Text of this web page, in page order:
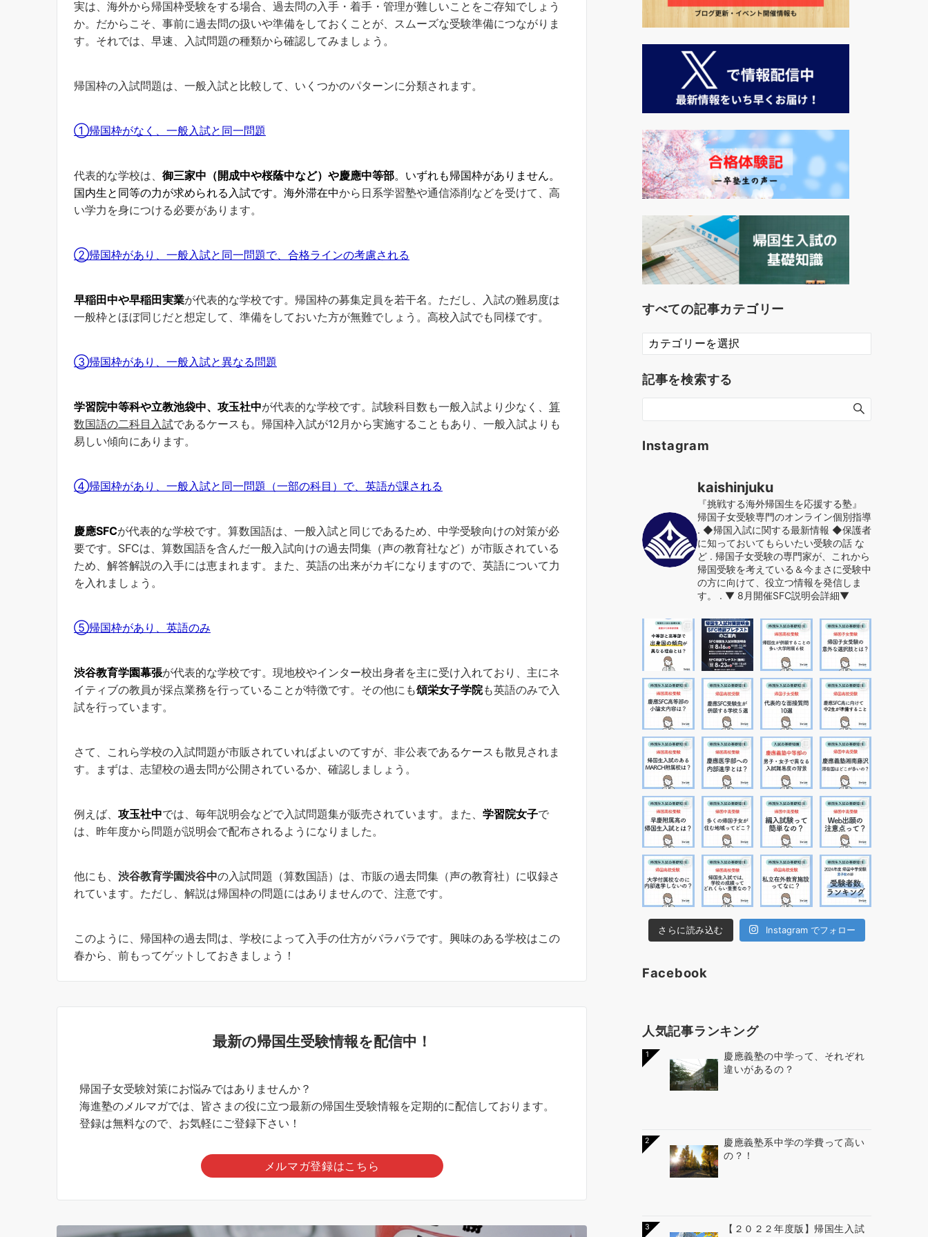
実は、海外から帰国枠受験をする場合、過去問の入手・着手・管理が難しいことをご存知でしょう
か。だからこそ、事前に過去問の扱いや準備をしておくことが、スムーズな受験準備につながりま
す。それでは、早速、入試問題の種類から確認してみましょう。
帰国枠の入試問題は、一般入試と比較して、いくつかのパターンに分類されます。
①帰国枠がなく、一般入試と同一問題
代表的な学校は、 御三家中（開成中や桜蔭中など）や慶應中等部。いずれも帰国枠がありません。
国内生と同等の力が求められる入試です。海外滞在中から日系学習塾や通信添削などを受けて、高
い学力を身につける必要があります。
②帰国枠があり、一般入試と同一問題で、合格ラインの考慮される
早稲田中や早稲田実業が代表的な学校です。帰国枠の募集定員を若干名。ただし、入試の難易度は
一般枠とほぼ同じだと想定して、準備をしておいた方が無難でしょう。高校入試でも同様です。
③帰国枠があり、一般入試と異なる問題
学習院中等科や立教池袋中、攻玉社中が代表的な学校です。試験科目数も一般入試より少なく、 算
数国語の二科目入試であるケースも。帰国枠入試が12月から実施することもあり、一般入試よりも
易しい傾向にあります。
④帰国枠があり、一般入試と同一問題（一部の科目）で、英語が課される
慶應SFCが代表的な学校です。算数国語は、一般入試と同じであるため、中学受験向けの対策が必
要です。SFCは、算数国語を含んだ一般入試向けの過去問集（声の教育社など）が市販されている
ため、解答解説の入手には恵まれます。また、英語の出来がカギになりますので、英語について力
を入れましょう。
⑤帰国枠があり、英語のみ
渋谷教育学園幕張が代表的な学校です。現地校やインター校出身者を主に受け入れており、主にネ
イティブの教員が採点業務を行っていることが特徴です。その他にも頌栄女子学院も英語のみで入
試を行っています。
さて、これら学校の入試問題が市販されていればよいのてすが、非公表であるケースも散見されま
す。まずは、志望校の過去問が公開されているか、確認しましょう。
例えば、 攻玉社中では、毎年説明会などで入試問題集が販売されています。また、 学習院女子で
は、昨年度から問題が説明会で配布されるようになりました。
他にも、 渋谷教育学園渋谷中の入試問題（算数国語）は、市販の過去問集（声の教育社）に収録さ
れています。ただし、解説は帰国枠の問題にはありませんので、注意です。
このように、帰国枠の過去問は、学校によって入手の仕方がバラバラです。興味のある学校はこの
春から、前もってゲットしておきましょう！
最新の帰国生受験情報を配信中！
帰国子女受験対策にお悩みではありませんか？
海進塾のメルマガでは、皆さまの役に立つ最新の帰国生受験情報を定期的に配信しております。
登録は無料なので、お気軽にご登録下さい！
メルマガ登録はこちら
すべての記事カテゴリー
す
べ
の
テ
記事を検索する
Instagram
kaishinjuku
『挑戦する海外帰国生を応援する塾』
帰国子女受験専門のオンライン個別指導
. ◆帰国入試に関する最新情報 ◆保護者
に知っておいてもらいたい受験の話 な
ど . 帰国子女受験の専門家が、これから
帰国受験を考えている＆今まさに受験中
の方に向けて、役立つ情報を発信しま
す。
. ▼ 8月開催SFC説明会詳細▼
さらに読み込む Instagram でフォロー
Facebook
人気記事ランキング
1
慶應義塾の中学って、それぞれ
違いがあるの？
2
慶應義塾系中学の学費って高い
の？！
3
【２０２２年度版】帰国生入試